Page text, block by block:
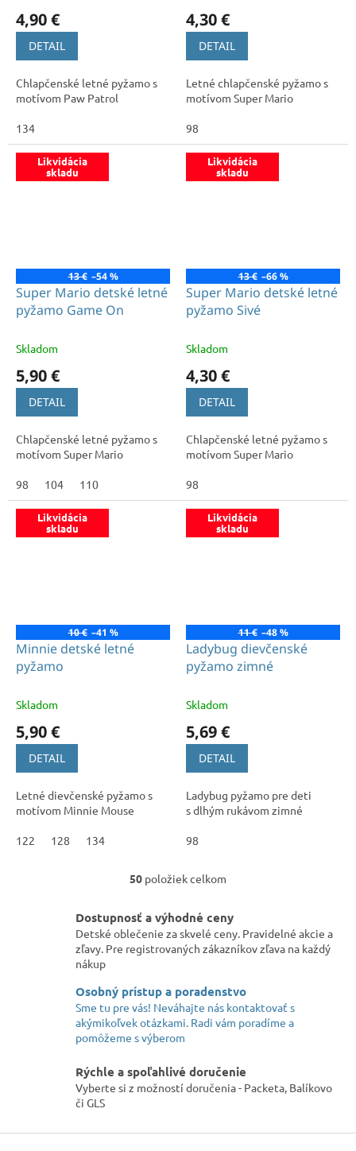
4,90 €
DETAIL
Chlapčenské letné pyžamo s
motívom Paw Patrol
134
4,30 €
DETAIL
Letné chlapčenské pyžamo s
motívom Super Mario
98
Likvidácia
skladu
13 € –54 %
Super Mario detské letné
pyžamo Game On
Skladom
5,90 €
DETAIL
Chlapčenské letné pyžamo s
motívom Super Mario
98 104 110
Likvidácia
skladu
13 € –66 %
Super Mario detské letné
pyžamo Sivé
Skladom
4,30 €
DETAIL
Chlapčenské letné pyžamo s
motívom Super Mario
98
Likvidácia
skladu
10 € –41 %
Minnie detské letné
pyžamo
Skladom
5,90 €
DETAIL
Letné dievčenské pyžamo s
motívom Minnie Mouse
122 128 134
Likvidácia
skladu
11 € –48 %
Ladybug dievčenské
pyžamo zimné
Skladom
5,69 €
DETAIL
Ladybug pyžamo pre deti
s dlhým rukávom zimné
98
O
l
á
d
a
i
e
p
r
k
y
v
50 položiek celkom
Dostupnosť a výhodné ceny
Detské oblečenie za skvelé ceny. Pravidelné akcie a
zľavy. Pre registrovaných zákazníkov zľava na každý
nákup
Osobný prístup a poradenstvo
Sme tu pre vás! Neváhajte nás kontaktovať s
akýmikoľvek otázkami. Radi vám poradíme a
pomôžeme s výberom
Rýchle a spoľahlivé doručenie
Vyberte si z možností doručenia - Packeta, Balíkovo
či GLS
Z